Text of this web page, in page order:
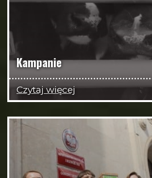
Kampanie
Czytaj więcej